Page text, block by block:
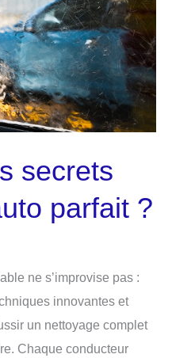
secrets
parfait ?
ne s’improvise pas :
innovantes et
un nettoyage complet
Chaque conducteur